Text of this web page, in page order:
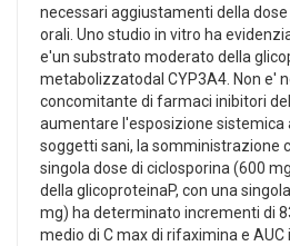
necessari aggiustamenti della
orali. Uno studio in vitro ha
e'un substrato moderato della
metabolizzatodal CYP3A4. Non e'
concomitante di farmaci inibitori
aumentare l'esposizione sistemica
soggetti sani, la somministrazione
singola dose di ciclosporina (600
della glicoproteinaP, con una
mg) ha determinato incrementi di
medio di C max di rifaximina e